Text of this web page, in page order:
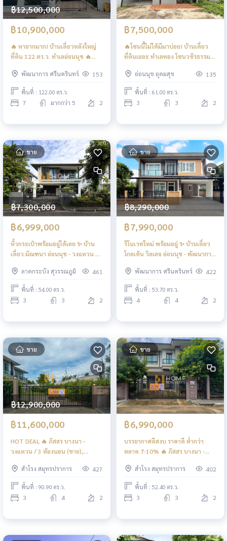
฿12,500,000
฿10,900,000
🔥 หายากมาก! บ้านเดี่ยวหลังใหญ่
ที่ดิน 122 ตร.ว. ทำเลอ่อนนุช 🔥
(ขาย), Panthip Village / 7
Bedrooms (FOR SALE) FON326
พัฒนาการ ศรีนครินทร์ 153
พื้นที่ : 122.00 ตร.ว.
7 มากกว่า 5 2
฿7,500,000
🔥โซนนี้ไม่ได้มีมาบ่อย! บ้านเดี่ยว
ที่ดินเยอะ ทำเลทอง โซนวชิรธรรม
ซอยวชิรธรรม 52 / 3 ห้องนอน
(ขาย), Detached House Soi
Wachiratham Sathit 52 / 3
Bedrooms (FOR SALE) GNG178
อ่อนนุช อุดมสุข 135
พื้นที่ : 61.00 ตร.ว.
3 3 2
ขาย
฿7,300,000
฿6,999,000
หิ้วกระเป๋าพร้อมอยู่ได้เลย ✨ บ้าน
เดี่ยว มัณฑนา อ่อนนุช - วงแหวน 3 /
Onnut - Wongwan 3 / Detached
House 3 Bedrooms (FOR SALE)
POON025
ลาดกระบัง สุวรรณภูมิ 461
พื้นที่ : 54.00 ตร.ว.
3 3 2
ขาย
฿8,290,000
฿7,990,000
รีโนเวทใหม่ พร้อมอยู่ ✨ บ้านเดี่ยว
โกลเด้น วิลเลจ อ่อนนุช - พัฒนาการ
Village Onnut - Pattanakarn /
Detached House 4 Bedrooms
(FOR SALE) POON064
พัฒนาการ ศรีนครินทร์ 422
พื้นที่ : 53.70 ตร.ว.
4 4 2
ขาย
฿12,900,000
฿11,600,000
HOT DEAL 🔥 ภัสสร บางนา -
วงแหวน / 3 ห้องนอน (ขาย),
Bedrooms (FOR SALE) POON122
สำโรง สมุทรปราการ 427
พื้นที่ : 90.90 ตร.ว.
3 4 2
ขาย
฿6,990,000
บรรยากาศดีสงบ ราคาดี ต่ำกว่า
ตลาด 7-10% 🔥 ภัสสร บางนา -
Passorn Bangna - Wongwaen / 3
Bedrooms (FOR SALE) POON039
สำโรง สมุทรปราการ 402
พื้นที่ : 52.40 ตร.ว.
3 3 2